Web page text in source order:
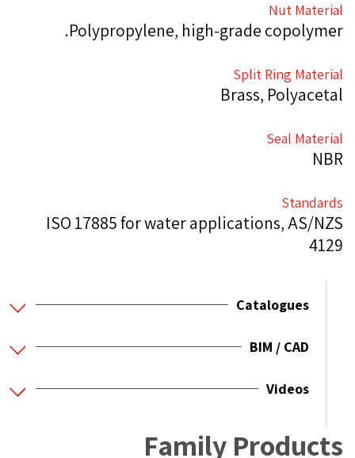
Nut Material
Polypropylene, high-grade copolymer.
Split Ring Material
Brass, Polyacetal
Seal Material
NBR
Standards
ISO 17885 for water applications, AS/NZS
4129
Catalogues
BIM / CAD
Videos
Family Products